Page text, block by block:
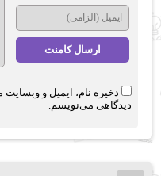
ذخیره نام، ایمیل و وبسایت
دیدگاهی می‌نویسم.